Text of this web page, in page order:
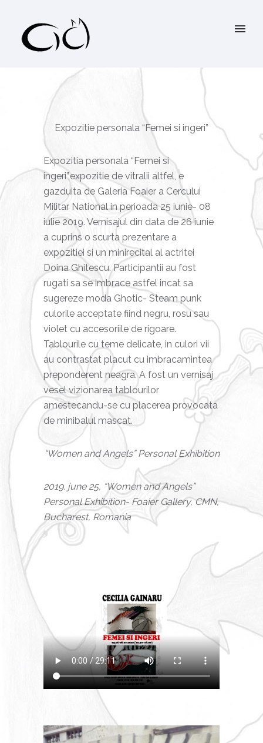
Expozitie personala “Femei si ingeri”
Expozitia personala “Femei si
ingeri”,expozitie de vitralii altfel, e
gazduita de Galeria Foaier a Cercului
Militar National in perioada 25 iunie- 08
iulie 2019. Vernisajul din data de 26 iunie
a cuprins o scurta prezentare a
expozitiei si un minirecital al actritei
Doina Ghitescu. Participantii au fost
rugati sa se imbrace astfel incat sa
sugereze moda Ghotic- Steam punk
culorile acceptate fiind negru, rosu sau
violet cu accesoriile de rigoare.
Tablourile cu teme delicate, in culori vii
au contrastat placut cu imbracamintea
preponderent neagra. A fost un vernisaj
vesel vizionarea tablourilor
amestecandu-se cu placerea provocata
de minibalul mascat.
“Women and Angels” Personal Exhibition
2019. june 25, “Women and Angels”
Personal Exhibition- Foaier Gallery, CMN,
Bucharest, Romania